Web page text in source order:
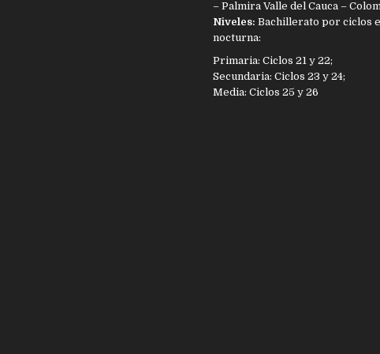
– Palmira Valle del Cauca –
Niveles: Bachillerato por ciclos
nocturna:
Primaria: Ciclos 21 y 22;
Secundaria: Ciclos 23 y 24;
Media: Ciclos 25 y 26